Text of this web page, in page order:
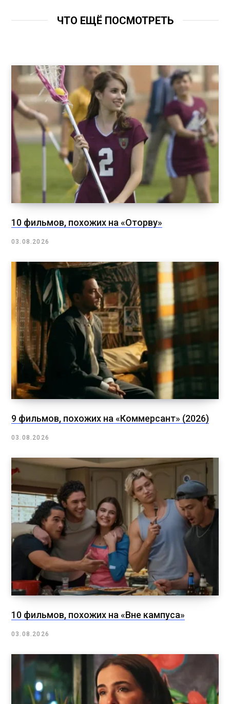
ЧТО ЕЩЁ ПОСМОТРЕТЬ
10 фильмов, похожих на «Оторву»
03.08.2026
9 фильмов, похожих на «Коммерсант» (2026)
03.08.2026
10 фильмов, похожих на «Вне кампуса»
03.08.2026